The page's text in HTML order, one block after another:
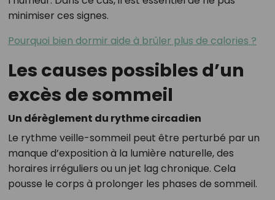
minimiser ces signes.
Pourquoi bien dormir aide à brûler plus de calories ?
Les causes possibles d’un
excès de sommeil
Un dérèglement du rythme circadien
Le rythme veille-sommeil peut être perturbé par un
manque d’exposition à la lumière naturelle, des
horaires irréguliers ou un jet lag chronique. Cela
pousse le corps à prolonger les phases de sommeil.